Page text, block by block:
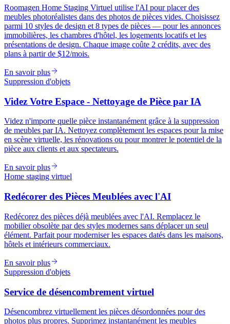
Roomagen Home Staging Virtuel utilise l'AI pour placer des
meubles photoréalistes dans des photos de pièces vides. Choisissez
parmi 10 styles de design et 8 types de pièces — pour les annonces
immobilières, les chambres d'hôtel, les logements locatifs et les
présentations de design. Chaque image coûte 2 crédits, avec des
plans à partir de $12/mois.
En savoir plus
Suppression d'objets
Videz Votre Espace - Nettoyage de Pièce par IA
Videz n'importe quelle pièce instantanément grâce à la suppression
de meubles par IA. Nettoyez complètement les espaces pour la mise
en scène virtuelle, les rénovations ou pour montrer le potentiel de la
pièce aux clients et aux spectateurs.
En savoir plus
Home staging virtuel
Redécorer des Pièces Meublées avec l'AI
Redécorez des pièces déjà meublées avec l'AI. Remplacez le
mobilier obsolète par des styles modernes sans déplacer un seul
élément. Parfait pour moderniser les espaces datés dans les maisons,
hôtels et intérieurs commerciaux.
En savoir plus
Suppression d'objets
Service de désencombrement virtuel
Désencombrez virtuellement les pièces désordonnées pour des
photos plus propres. Supprimez instantanément les meubles